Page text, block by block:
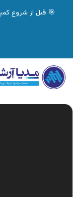
نمایشگر
ویدیو